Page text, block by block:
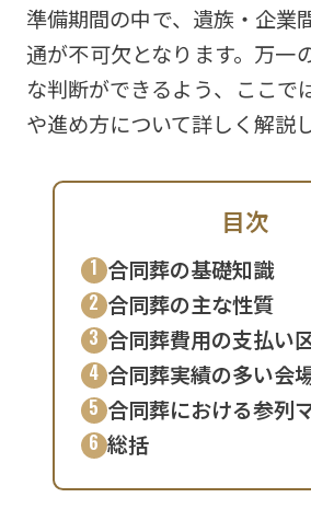
準備期間の中で、遺族・企業
通が不可欠となります。万一
な判断ができるよう、ここで
や進め方について詳しく解説し
目次
合同葬の基礎知識
合同葬の主な性質
合同葬費用の支払い
合同葬実績の多い会
合同葬における参列
総括